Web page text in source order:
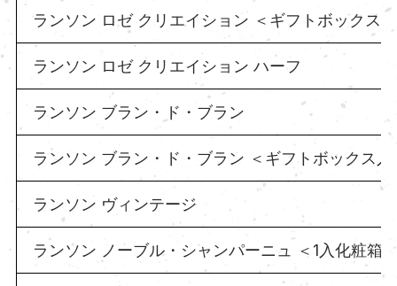
ランソン ロゼ クリエイション ＜ギフトボックス
ランソン ロゼ クリエイション ハーフ
ランソン ブラン・ド・ブラン
ランソン ブラン・ド・ブラン ＜ギフトボックス入
ランソン ヴィンテージ
ランソン ノーブル・シャンパーニュ ＜1入化粧箱